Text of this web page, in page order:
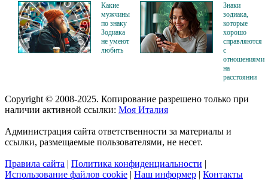
Какие
мужчины
по знаку
Зодиака
не умеют
любить
Знаки
зодиака,
которые
хорошо
справляются
с
отношениями
на
расстоянии
Copyright © 2008-2025. Копирование разрешено только при
наличии активной ссылки: Моя Италия
Администрация сайта ответственности за материалы и
ссылки, размещаемые пользователями, не несет.
Правила сайта | Политика конфиденциальности |
Использование файлов cookie | Наш информер | Контакты